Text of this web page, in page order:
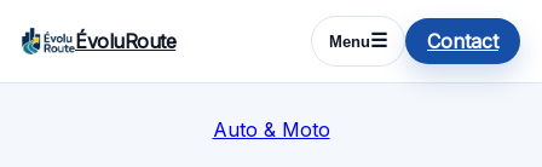
ÉvoluRoute Menu☰ Contact
Auto & Moto